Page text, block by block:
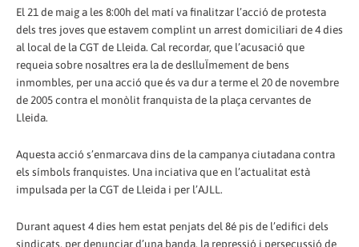
El 21 de maig a les 8:00h del matí va finalitzar l’acció de protesta
dels tres joves que estavem complint un arrest domiciliari de 4 dies
al local de la CGT de Lleida. Cal recordar, que l’acusació que
requeia sobre nosaltres era la de deslluÏmement de bens
inmombles, per una acció que és va dur a terme el 20 de novembre
de 2005 contra el monòlit franquista de la plaça cervantes de
Lleida.
Aquesta acció s’enmarcava dins de la campanya ciutadana contra
els símbols franquistes. Una inciativa que en l’actualitat està
impulsada per la CGT de Lleida i per l’AJLL.
Durant aquest 4 dies hem estat penjats del 8é pis de l’edifici dels
sindicats, per denunciar d’una banda, la repressió i persecussió de